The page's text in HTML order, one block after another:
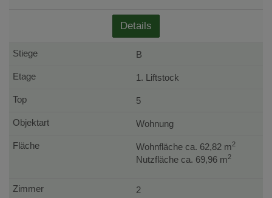
Details
B
1. Liftstock
5
Wohnung
Wohnfläche ca. 62,82 m2
Nutzfläche ca. 69,96 m2
2